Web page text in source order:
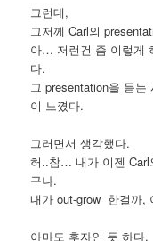
그런데,
그저께 Carl의
아… 저런건 좀 이렇게
다.
그 presentation을 듣
이 느꼈다.
그러면서 생각했다.
허..참… 내가 이젠 Carl
구나.
내가 out-grow 한걸까,
아마도 후자인 듯 하다.